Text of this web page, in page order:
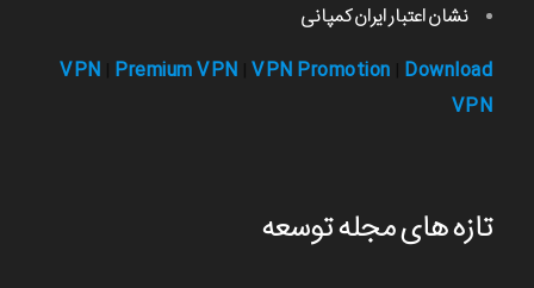
نشان اعتبار ایران کمپانی
VPN Premium VPN VPN Promotion Download
VPN
تازه های مجله توسعه